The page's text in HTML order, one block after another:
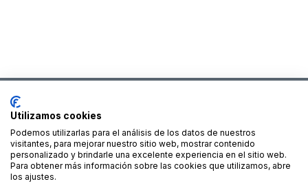
Financiado por la Unión Europea – NextGenerationEU
Utilizamos cookies
Podemos utilizarlas para el análisis de los datos de nuestros
visitantes, para mejorar nuestro sitio web, mostrar contenido
personalizado y brindarle una excelente experiencia en el sitio web.
Para obtener más información sobre las cookies que utilizamos, abre
los ajustes.